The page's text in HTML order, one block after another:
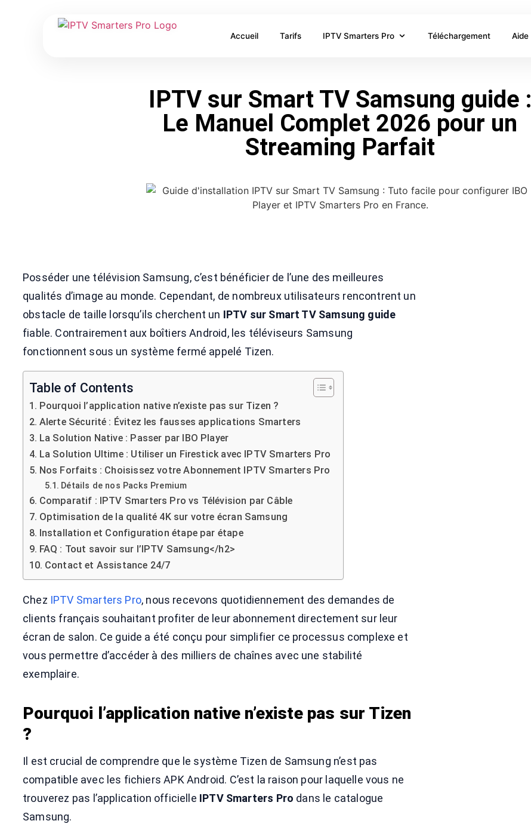
Accueil Tarifs IPTV Smarters Pro Téléchargement Aide
IPTV sur Smart TV Samsung guide :
Le Manuel Complet 2026 pour un
Streaming Parfait
Posséder une télévision Samsung, c’est bénéficier de l’une des meilleures
qualités d’image au monde. Cependant, de nombreux utilisateurs rencontrent un
obstacle de taille lorsqu’ils cherchent un IPTV sur Smart TV Samsung guide
fiable. Contrairement aux boîtiers Android, les téléviseurs Samsung
fonctionnent sous un système fermé appelé Tizen.
Table of Contents
Pourquoi l’application native n’existe pas sur Tizen ?
Alerte Sécurité : Évitez les fausses applications Smarters
La Solution Native : Passer par IBO Player
La Solution Ultime : Utiliser un Firestick avec IPTV Smarters Pro
Nos Forfaits : Choisissez votre Abonnement IPTV Smarters Pro
Détails de nos Packs Premium
Comparatif : IPTV Smarters Pro vs Télévision par Câble
Optimisation de la qualité 4K sur votre écran Samsung
Installation et Configuration étape par étape
FAQ : Tout savoir sur l’IPTV Samsung</h2>
Contact et Assistance 24/7
Chez IPTV Smarters Pro, nous recevons quotidiennement des demandes de
clients français souhaitant profiter de leur abonnement directement sur leur
écran de salon. Ce guide a été conçu pour simplifier ce processus complexe et
vous permettre d’accéder à des milliers de chaînes avec une stabilité
exemplaire.
Pourquoi l’application native n’existe pas sur Tizen
?
Il est crucial de comprendre que le système Tizen de Samsung n’est pas
compatible avec les fichiers APK Android. C’est la raison pour laquelle vous ne
trouverez pas l’application officielle IPTV Smarters Pro dans le catalogue
Samsung.